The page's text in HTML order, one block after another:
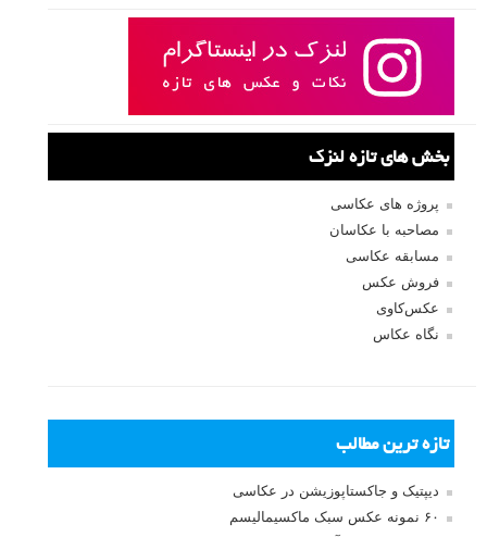
بخش های تازه لنزک
پروژه های عکاسی
مصاحبه با عکاسان
مسابقه عکاسی
فروش عکس
عکس‌کاوی
نگاه عکاس
تازه ترین مطالب
دیپتیک و جاکستا‌پوزیشن در عکاسی
۶۰ نمونه عکس سبک ماکسیمالیسم